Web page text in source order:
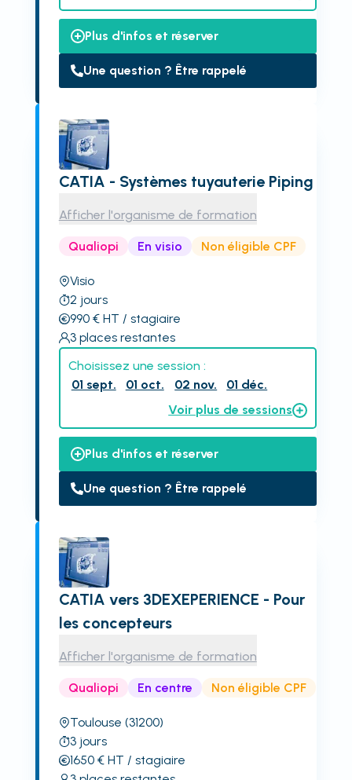
Plus d'infos et réserver
Une question ? Être rappelé
CATIA - Systèmes tuyauterie Piping
Afficher l'organisme de formation
Qualiopi En visio Non éligible CPF
Visio
2 jours
990€ HT / stagiaire
3 places restantes
Choisissez une session :
01 sept.
01 oct. 02 nov.
01 déc.
Voir plus de sessions
Plus d'infos et réserver
Une question ? Être rappelé
CATIA vers 3DEXEPERIENCE - Pour
les concepteurs
Afficher l'organisme de formation
Qualiopi En centre Non éligible CPF
Toulouse (31200)
3 jours
1650€ HT / stagiaire